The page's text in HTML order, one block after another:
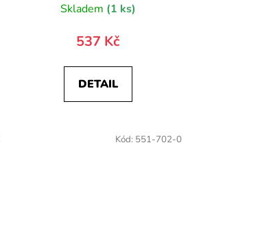
Skladem (1 ks)
537 Kč
DETAIL
Kód: 551-702-0